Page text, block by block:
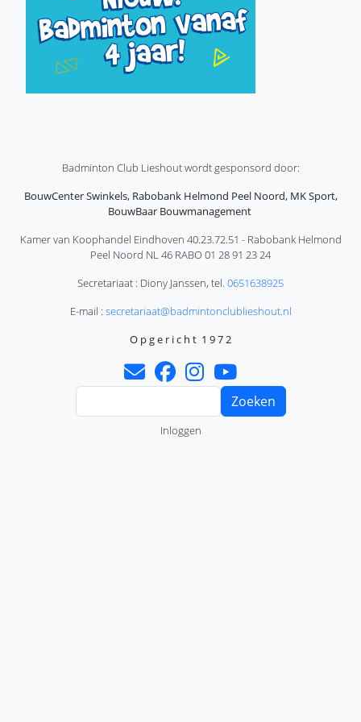
Badminton Club Lieshout wordt gesponsord door:
BouwCenter Swinkels, Rabobank Helmond Peel Noord, MK Sport,
BouwBaar Bouwmanagement
Kamer van Koophandel Eindhoven 40.23.72.51 - Rabobank Helmond
Peel Noord NL 46 RABO 01 28 91 23 24
Secretariaat : Diony Janssen, tel. 0651638925
E-mail : secretariaat@badmintonclublieshout.nl
O p g e r i c h t 1 9 7 2
Zoeken
Inloggen